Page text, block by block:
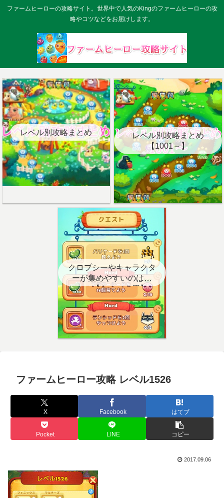
ファームヒーローの攻略サイト。世界中で人気のKingのファームヒーローの攻
略やコツなどをお届けします。
レベル別攻略まとめ
レベル別攻略まとめ
【1001～】
クロプシーやキャラクタ
ーが集めやすいのはど
こ？【クエスト用】
ファームヒーロー攻略 レベル1526
X Facebook はてブ
Pocket LINE コピー
2017.09.06